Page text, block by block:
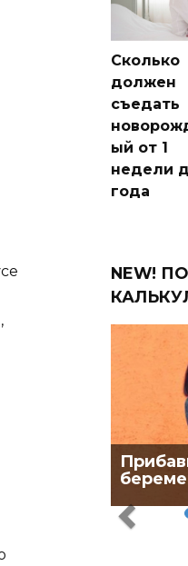
Сколько
должен
съедать
ый от 1
недели
года
NEW!